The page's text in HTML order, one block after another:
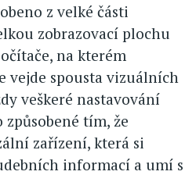
z velké části
zobrazovací plochu
na kterém
vejde spousta vizuálních
veškeré nastavování
způsobené tím, že
zařízení, která si
informací a umí s